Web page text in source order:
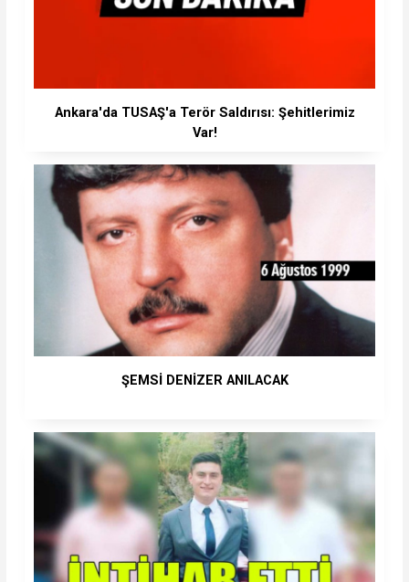
Ankara'da TUSAŞ'a Terör Saldırısı: Şehitlerimiz
Var!
ŞEMSİ DENİZER ANILACAK